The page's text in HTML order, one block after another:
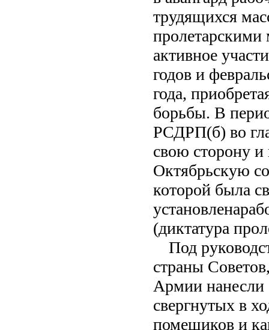
трудящихся
пролетарскими
активное
годов и
года,
борьбы. В
РСДРП(б) во
свою сторону
Октябрьскую
которой была
установлена
(диктатура
Под
страны
Армии нанесли
свергнутых в
помещиков и